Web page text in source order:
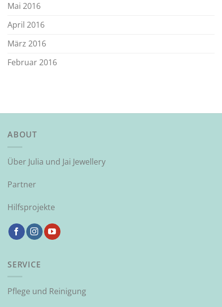
Mai 2016
April 2016
März 2016
Februar 2016
ABOUT
Über Julia und Jai Jewellery
Partner
Hilfsprojekte
SERVICE
Pflege und Reinigung